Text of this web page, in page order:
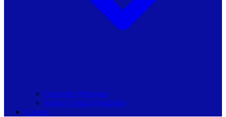
Grupurile Whatsapp
Spațiul Ghidul Primăriilor
Contact